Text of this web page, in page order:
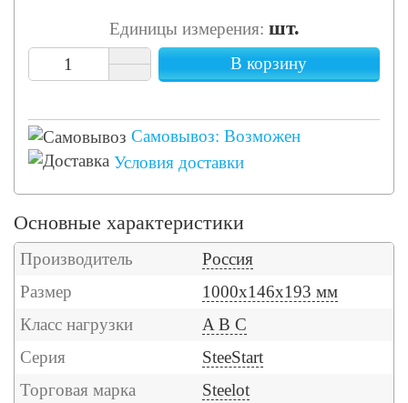
Единицы измерения: шт.
В корзину
Самовывоз: Возможен
Условия доставки
Основные характеристики
Производитель
Россия
Размер
1000х146х193 мм
Класс нагрузки
A B C
Серия
SteeStart
Торговая марка
Steelot